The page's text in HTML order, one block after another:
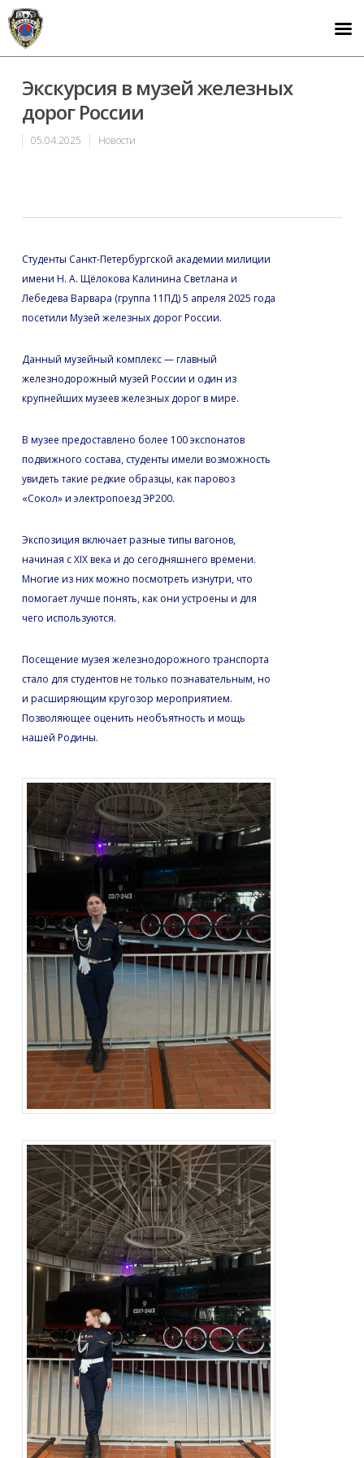
Экскурсия в музей железных
дорог России
05.04.2025 Новости
Студенты Санкт-Петербургской академии милиции
имени Н. А. Щёлокова Калинина Светлана и
Лебедева Варвара (группа 11ПД) 5 апреля 2025 года
посетили Музей железных дорог России.
Данный музейный комплекс — главный
железнодорожный музей России и один из
крупнейших музеев железных дорог в мире.
В музее предоставлено более 100 экспонатов
подвижного состава, студенты имели возможность
увидеть такие редкие образцы, как паровоз
«Сокол» и электропоезд ЭР200.
Экспозиция включает разные типы вагонов,
начиная с XIX века и до сегодняшнего времени.
Многие из них можно посмотреть изнутри, что
помогает лучше понять, как они устроены и для
чего используются.
Посещение музея железнодорожного транспорта
стало для студентов не только познавательным, но
и расширяющим кругозор мероприятием.
Позволяющее оценить необъятность и мощь
нашей Родины.